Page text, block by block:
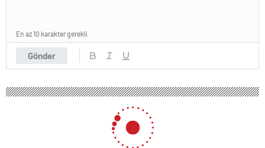
Gönder
En az 10 karakter gerekli